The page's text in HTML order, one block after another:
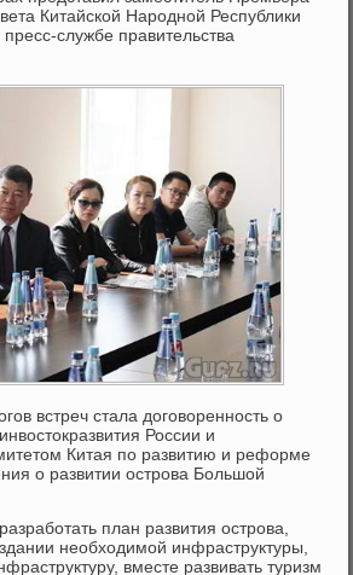
Китайской Народной Республики
службе правительства
встреч стала договоренность о
России и
Китая по развитию и реформе
о развитии острова Большой
план развития острова,
необходимой инфраструктуры,
вместе развивать туризм